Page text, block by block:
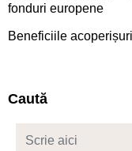
fonduri europene
Beneficiile
Caută